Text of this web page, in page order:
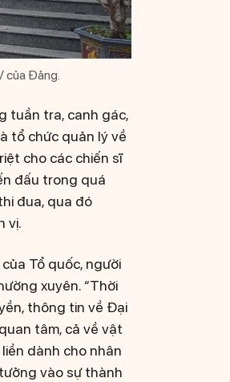
của Đảng.
tuần tra, canh gác,
tổ chức quản lý về
cho các chiến sĩ
đấu trong quá
đua, qua đó
vị.
Tổ quốc, người
xuyên. “Thời
thông tin về Đại
tâm, cả về vật
dành cho nhân
vào sự thành